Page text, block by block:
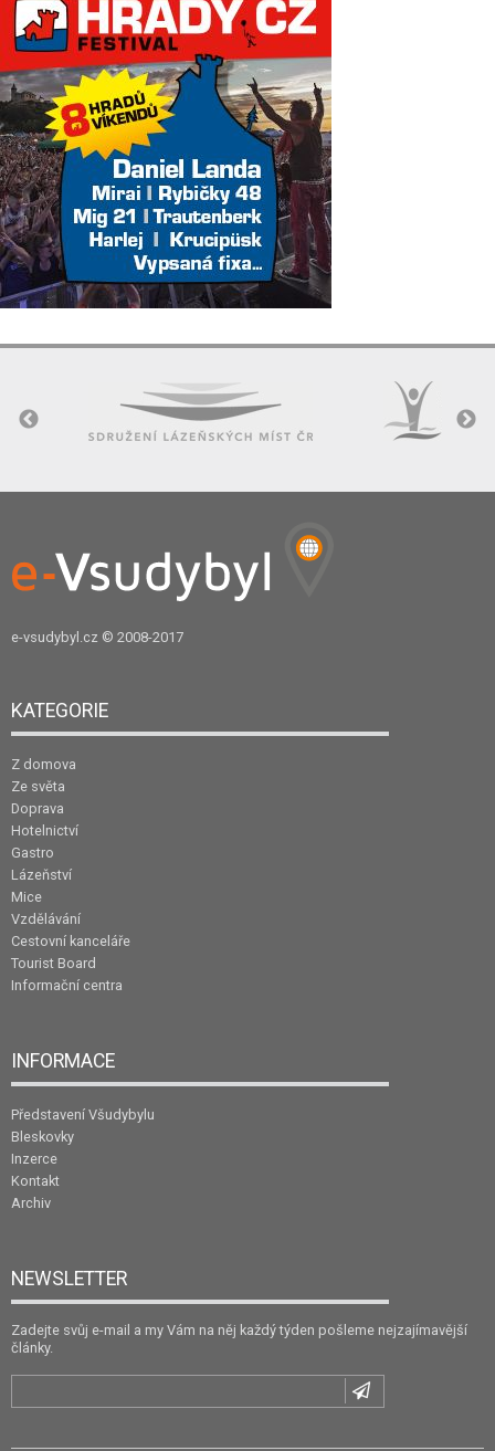
e-vsudybyl.cz © 2008-2017
KATEGORIE
Z domova
Ze světa
Doprava
Hotelnictví
Gastro
Lázeňství
Mice
Vzdělávání
Cestovní kanceláře
Tourist Board
Informační centra
INFORMACE
Představení Všudybylu
Bleskovky
Inzerce
Kontakt
Archiv
NEWSLETTER
Zadejte svůj e-mail a my Vám na něj každý týden pošleme nejzajímavější
články.